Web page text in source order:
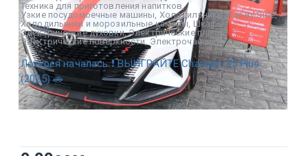
Техника для приготовления напитков ,
Узкие посудомоечные машины Холодильники Side By Side,
Холодильники и морозильные камеры Шкафы ,
Электрические духовки,Электрические плиты,
Электрические поверхности,Электрочайники
Лотерея началась ❗ ВЫИГРАЙТЕ Changan X5 Plus
(2025) 🚗